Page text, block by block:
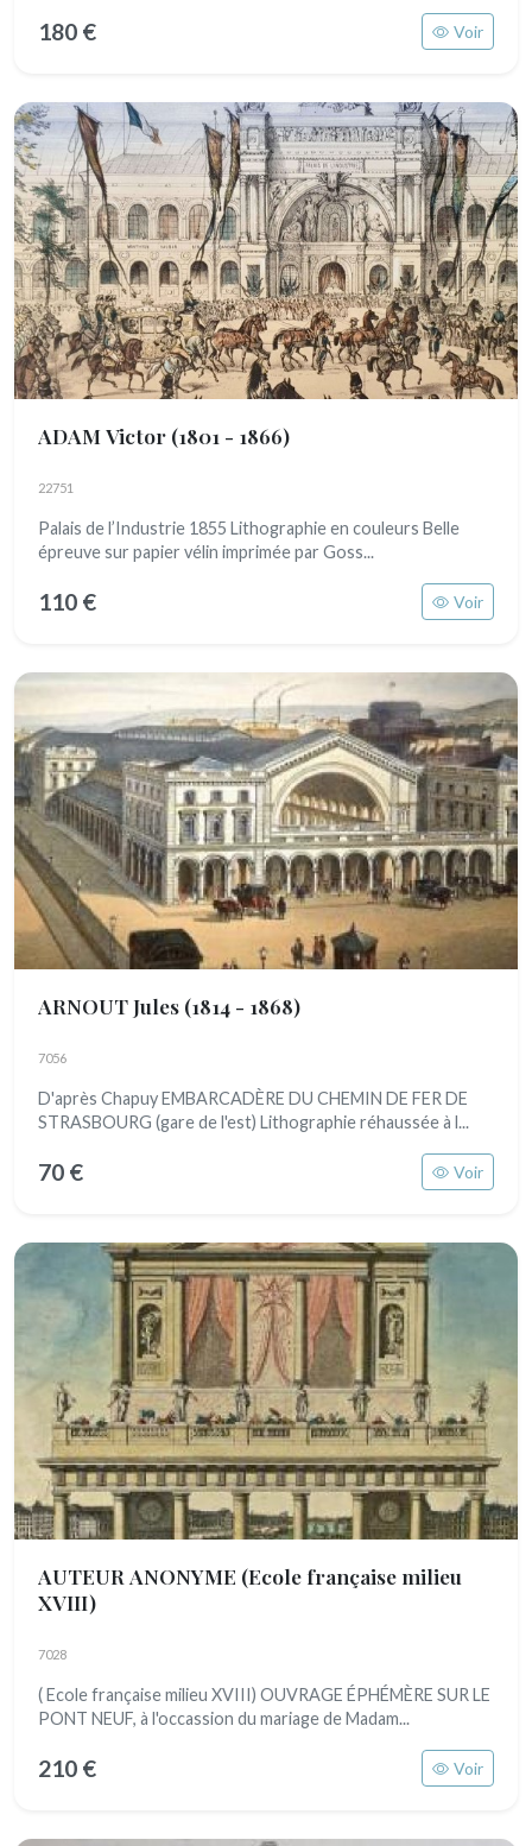
180 € Voir
ADAM Victor (1801 - 1866)
22751
Palais de l’Industrie 1855 Lithographie en couleurs Belle
épreuve sur papier vélin imprimée par Goss...
110 € Voir
ARNOUT Jules (1814 - 1868)
7056
D'après Chapuy EMBARCADÈRE DU CHEMIN DE FER DE
STRASBOURG (gare de l'est) Lithographie réhaussée à l...
70 € Voir
AUTEUR ANONYME (Ecole française milieu
XVIII)
7028
( Ecole française milieu XVIII) OUVRAGE ÉPHÉMÈRE SUR LE
PONT NEUF, à l'occassion du mariage de Madam...
210 € Voir